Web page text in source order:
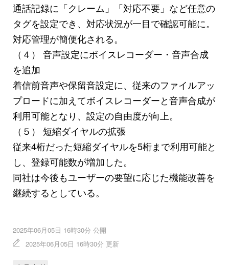
通話記録に「クレーム」「対応不要」など任意の
タグを設定でき、対応状況が一目で確認可能に。
対応管理が簡便化される。
（４） 音声設定にボイスレコーダー・音声合成
を追加
着信前音声や保留音設定に、従来のファイルアッ
プロードに加えてボイスレコーダーと音声合成が
利用可能となり、設定の自由度が向上。
（５） 短縮ダイヤルの拡張
従来4桁だった短縮ダイヤルを5桁まで利用可能と
し、登録可能数が増加した。
同社は今後もユーザーの要望に応じた機能改善を
継続するとしている。
2025年06月05日 16時30分 公開
2025年06月05日 16時30分 更新